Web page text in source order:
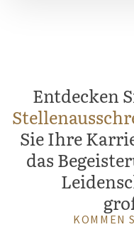
Entdecken
Sie Ihre
das
KOMMEN